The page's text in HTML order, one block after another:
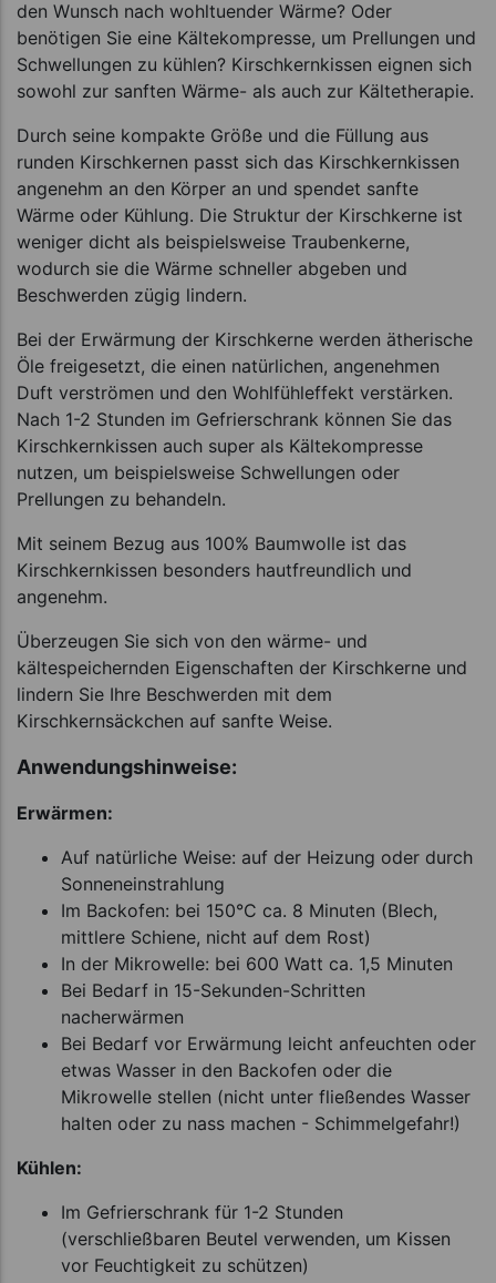
den Wunsch nach wohltuender Wärme? Oder
benötigen Sie eine Kältekompresse, um Prellungen und
Schwellungen zu kühlen? Kirschkernkissen eignen sich
sowohl zur sanften Wärme- als auch zur Kältetherapie.
Durch seine kompakte Größe und die Füllung aus
runden Kirschkernen passt sich das Kirschkernkissen
angenehm an den Körper an und spendet sanfte
Wärme oder Kühlung. Die Struktur der Kirschkerne ist
weniger dicht als beispielsweise Traubenkerne,
wodurch sie die Wärme schneller abgeben und
Beschwerden zügig lindern.
Bei der Erwärmung der Kirschkerne werden ätherische
Öle freigesetzt, die einen natürlichen, angenehmen
Duft verströmen und den Wohlfühleffekt verstärken.
Nach 1-2 Stunden im Gefrierschrank können Sie das
Kirschkernkissen auch super als Kältekompresse
nutzen, um beispielsweise Schwellungen oder
Prellungen zu behandeln.
Mit seinem Bezug aus 100% Baumwolle ist das
Kirschkernkissen besonders hautfreundlich und
angenehm.
Überzeugen Sie sich von den wärme- und
kältespeichernden Eigenschaften der Kirschkerne und
lindern Sie Ihre Beschwerden mit dem
Kirschkernsäckchen auf sanfte Weise.
Anwendungshinweise:
Erwärmen:
Auf natürliche Weise: auf der Heizung oder durch
Sonneneinstrahlung
Im Backofen: bei 150°C ca. 8 Minuten (Blech,
mittlere Schiene, nicht auf dem Rost)
In der Mikrowelle: bei 600 Watt ca. 1,5 Minuten
Bei Bedarf in 15-Sekunden-Schritten
nacherwärmen
Bei Bedarf vor Erwärmung leicht anfeuchten oder
etwas Wasser in den Backofen oder die
Mikrowelle stellen (nicht unter fließendes Wasser
halten oder zu nass machen - Schimmelgefahr!)
Kühlen:
Im Gefrierschrank für 1-2 Stunden
(verschließbaren Beutel verwenden, um Kissen
vor Feuchtigkeit zu schützen)